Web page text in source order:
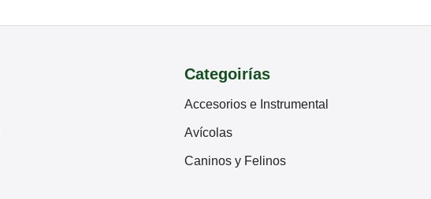
Categoirías
Accesorios e Instrumental
Avícolas
Caninos y Felinos